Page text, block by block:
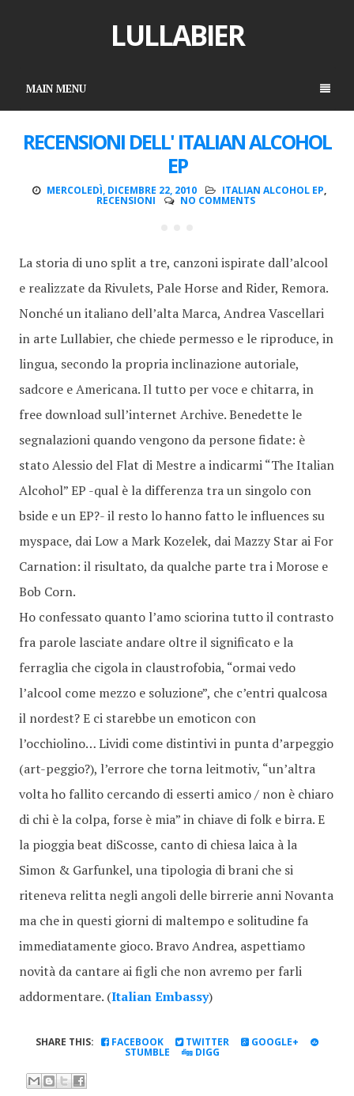
LULLABIER
MAIN MENU
RECENSIONI DELL' ITALIAN ALCOHOL
EP
MERCOLEDÌ, DICEMBRE 22, 2010 ITALIAN ALCOHOL EP,
RECENSIONI NO COMMENTS
La storia di uno split a tre, canzoni ispirate dall’alcool
e realizzate da Rivulets, Pale Horse and Rider, Remora.
Nonché un italiano dell’alta Marca, Andrea Vascellari
in arte Lullabier, che chiede permesso e le riproduce, in
lingua, secondo la propria inclinazione autoriale,
sadcore e Americana. Il tutto per voce e chitarra, in
free download sull’internet Archive. Benedette le
segnalazioni quando vengono da persone fidate: è
stato Alessio del Flat di Mestre a indicarmi “The Italian
Alcohol” EP -qual è la differenza tra un singolo con
bside e un EP?- il resto lo hanno fatto le influences su
myspace, dai Low a Mark Kozelek, dai Mazzy Star ai For
Carnation: il risultato, da qualche parte tra i Morose e
Bob Corn.
Ho confessato quanto l’amo sciorina tutto il contrasto
fra parole lasciate andare oltre il significato e la
ferraglia che cigola in claustrofobia, “ormai vedo
l’alcool come mezzo e soluzione”, che c’entri qualcosa
il nordest? E ci starebbe un emoticon con
l’occhiolino… Lividi come distintivi in punta d’arpeggio
(art-peggio?), l’errore che torna leitmotiv, “un’altra
volta ho fallito cercando di esserti amico / non è chiaro
di chi è la colpa, forse è mia” in chiave di folk e birra. E
la pioggia beat diScosse, canto di chiesa laica à la
Simon & Garfunkel, una tipologia di brani che si
riteneva relitta negli angoli delle birrerie anni Novanta
ma che in questi giorni di maltempo e solitudine fa
immediatamente gioco. Bravo Andrea, aspettiamo
novità da cantare ai figli che non avremo per farli
addormentare. (Italian Embassy)
SHARE THIS: FACEBOOK TWITTER GOOGLE+
STUMBLE DIGG